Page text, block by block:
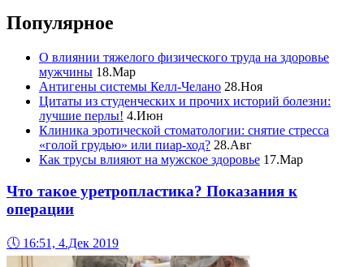
Популярное
О влиянии тяжелого физического труда на здоровье
мужчины 18.Мар
Антигены системы Келл-Челано 28.Ноя
Цитаты из студенческих и прочих историй болезни:
лучшие перлы! 4.Июн
Клиника эротической стоматологии: снятие стресса
«голой грудью» или пиар-ход? 28.Авг
Как трусы влияют на мужское здоровье 17.Мар
Что такое уретропластика? Показания к
операции
🕔 16:51, 4.Дек 2019